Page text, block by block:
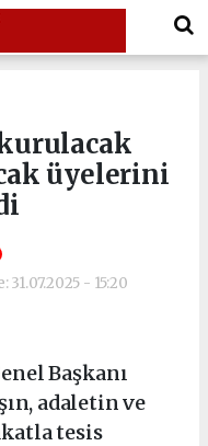
kurulacak
üyelerini
31.07.2025 - 15:20
Başkanı
adaletin ve
tesis